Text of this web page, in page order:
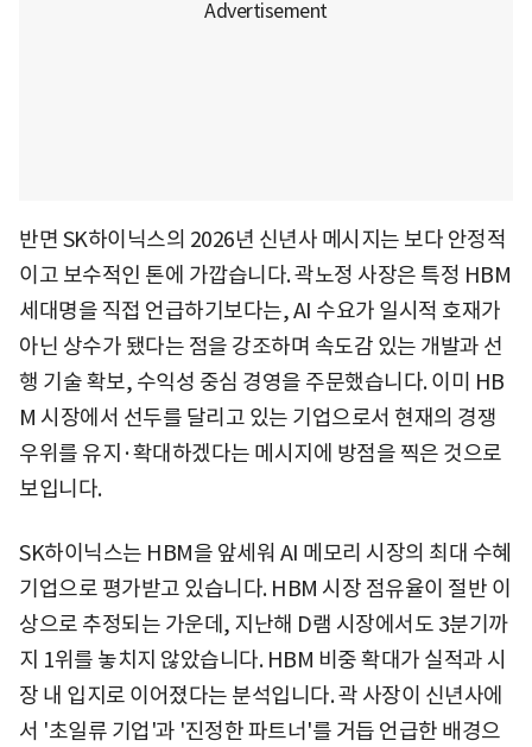
반면 SK하이닉스의 2026년 신년사 메시지는 보다 안정적
이고 보수적인 톤에 가깝습니다. 곽노정 사장은 특정 HBM
세대명을 직접 언급하기보다는, AI 수요가 일시적 호재가
아닌 상수가 됐다는 점을 강조하며 속도감 있는 개발과 선
행 기술 확보, 수익성 중심 경영을 주문했습니다. 이미 HB
M 시장에서 선두를 달리고 있는 기업으로서 현재의 경쟁
우위를 유지·확대하겠다는 메시지에 방점을 찍은 것으로
보입니다.
SK하이닉스는 HBM을 앞세워 AI 메모리 시장의 최대 수혜
기업으로 평가받고 있습니다. HBM 시장 점유율이 절반 이
상으로 추정되는 가운데, 지난해 D램 시장에서도 3분기까
지 1위를 놓치지 않았습니다. HBM 비중 확대가 실적과 시
장 내 입지로 이어졌다는 분석입니다. 곽 사장이 신년사에
서 '초일류 기업'과 '진정한 파트너'를 거듭 언급한 배경으